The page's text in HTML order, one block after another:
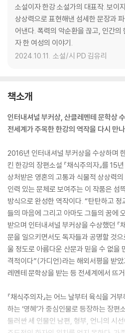
소설이자 한강 소설가의 대표작. 보이
상상력으로 표현해낸 섬세한 문장과
어낸다. 폭력의 악순환을 끊고, 인간의
자 한 여성의 이야기.
2024.10.11. 소설/시 PD 김유리
책소개
인터내셔널 부커상, 산클레멘테 문학상
전세계가 주목한 한강의 역작을 다시 만
2016년 인터내셔널 부커상을 수상하며
킨 한강의 장편소설 『채식주의자』를 15
상처받은 영혼의 고통과 식물적 상상력
인력 있는 문체로 보여주는 이 작품은 섬
방식으로 완성한 역작이다. “탄탄하고
들의 마음에 그리고 아마도 그들의 꿈에
받으며 인터내셔널 부커상을 수상했던 『
문을 일으키면서도 독자들과 공명할 것
울 정도로 아름다운 산문과 믿을 수 없을
격적이다”(가디언)라는 해외서평을 받
레멘테 문학상을 받는 등 전세계에서 뜨
『채식주의자』는 어느 날부터 육식을 거
하는 ‘영혜’가 중심인물로 등장하는 장
둘러싼 세 인물인 남편, 형부, 언니의 시